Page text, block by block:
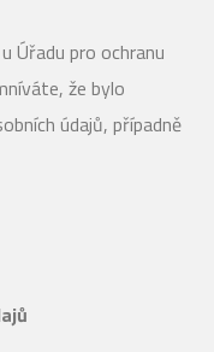
Úřadu pro ochranu
že bylo
údajů, případně